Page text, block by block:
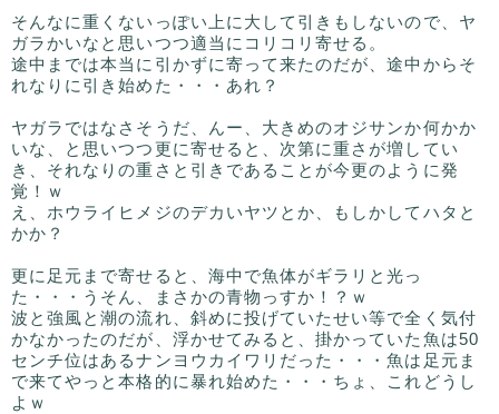
そんなに重くないっぽい上に大して引きもしないので、ヤ
ガラかいなと思いつつ適当にコリコリ寄せる。
途中までは本当に引かずに寄って来たのだが、途中からそ
れなりに引き始めた・・・あれ？
ヤガラではなさそうだ、んー、大きめのオジサンか何かか
いな、と思いつつ更に寄せると、次第に重さが増してい
き、それなりの重さと引きであることが今更のように発
覚！ｗ
え、ホウライヒメジのデカいヤツとか、もしかしてハタと
かか？
更に足元まで寄せると、海中で魚体がギラリと光っ
た・・・うそん、まさかの青物っすか！？ｗ
波と強風と潮の流れ、斜めに投げていたせい等で全く気付
かなかったのだが、浮かせてみると、掛かっていた魚は50
センチ位はあるナンヨウカイワリだった・・・魚は足元ま
で来てやっと本格的に暴れ始めた・・・ちょ、これどうし
よｗ